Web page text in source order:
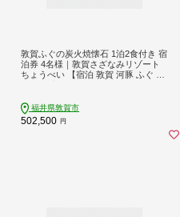
敦賀ふぐの炭火焼懐石 1泊2食付き 宿
泊券 4名様｜敦賀さざなみリゾート
ちょうべい 【宿泊 敦賀 河豚 ふぐ 敦
22]福井県敦賀市
502,500 円